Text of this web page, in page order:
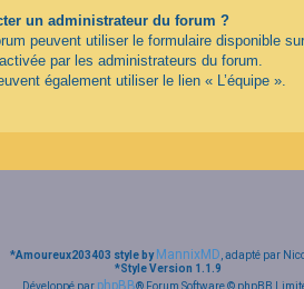
un administrateur du forum ?
peuvent utiliser le formulaire disponible
par les administrateurs du forum.
également utiliser le lien « L’équipe ».
*Amoureux203403 style by MannixMD, adapté par
*Style Version 1.1.9